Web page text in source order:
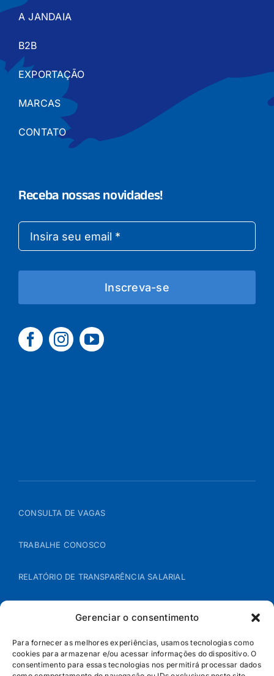
Gerenciar o consentimento
Para fornecer as melhores experiências, usamos tecnologias como
cookies para armazenar e/ou acessar informações do dispositivo. O
consentimento para essas tecnologias nos permitirá processar dados
A JANDAIA
B2B
EXPORTAÇÃO
MARCAS
CONTATO
Receba nossas novidades!
Inscreva-se
CONSULTA DE VAGAS
TRABALHE CONOSCO
RELATÓRIO DE TRANSPARÊNCIA SALARIAL
POLÍTICA DE COOKIES
POLÍTICA DE PRIVACIDADE